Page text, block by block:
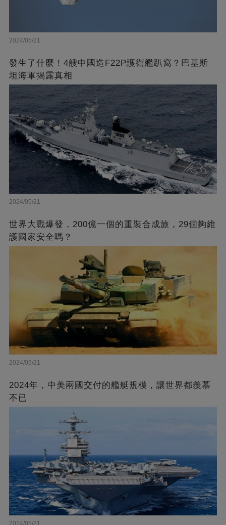
2024/05/21
發生了什麼！4艘中國造F22P護衛艦趴窩？巴基斯
坦海軍揭露真相
2024/05/21
世界大戰爆發，200億一個的重裝合成旅，29個夠維
護國家安全嗎？
2024/05/21
2024年，中美兩國交付的艦艇規模，讓世界都羨慕
不已
2024/05/21